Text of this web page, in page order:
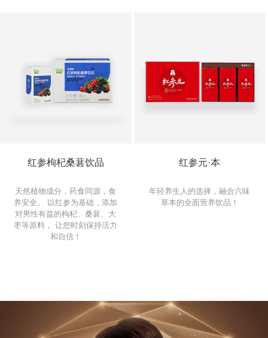
红参枸杞桑葚饮品
天然植物成分，药食同源，食
养安全。 以红参为基础，添加
对男性有益的枸杞、桑葚、大
枣等原料， 让您时刻保持活力
和自信！
红参元·本
年轻养生人的选择，融合六味
草本的全面营养饮品！